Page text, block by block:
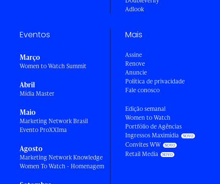
Adlook
Eventos
Março
Women to Watch Summit
Abril
Mídia Master
Maio
Marketing Network Brasil
Evento ProXXIma
Agosto
Marketing Network Knowledge
Women To Watch - Homenagem
Mais
Assine
Renove
Anuncie
Política de privacidade
Fale conosco
Edição semanal
Women to Watch
Portfólio de Agências
Ingressos Maximídia
Convites WW
Retail Media